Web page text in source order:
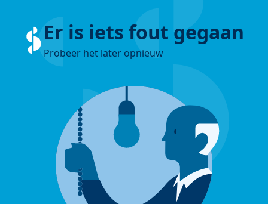
Er is iets fout gegaan
Probeer het later opnieuw